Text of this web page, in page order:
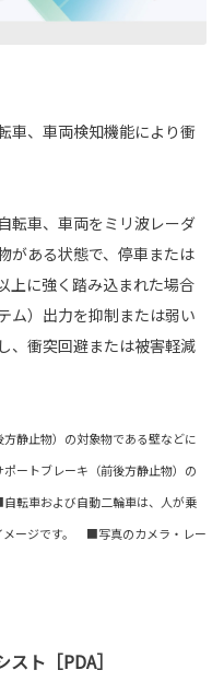
車、車両検知機能により衝
転車、車両をミリ波レーダ
がある状態で、停車または
上に強く踏み込まれた場合
ム）出力を抑制または弱い
、衝突回避または被害軽減
静止物）の対象物である壁などに
ートブレーキ（前後方静止物）の
転車および自動二輪車は、人が乗
ージです。 ■写真のカメラ・レー
ト［PDA］